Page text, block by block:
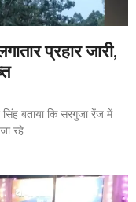
प्रहार जारी,
बताया कि सरगुजा रेंज में
रहे